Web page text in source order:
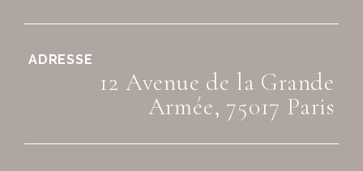
ADRESSE
12 Avenue de la Grande
Armée, 75017 Paris